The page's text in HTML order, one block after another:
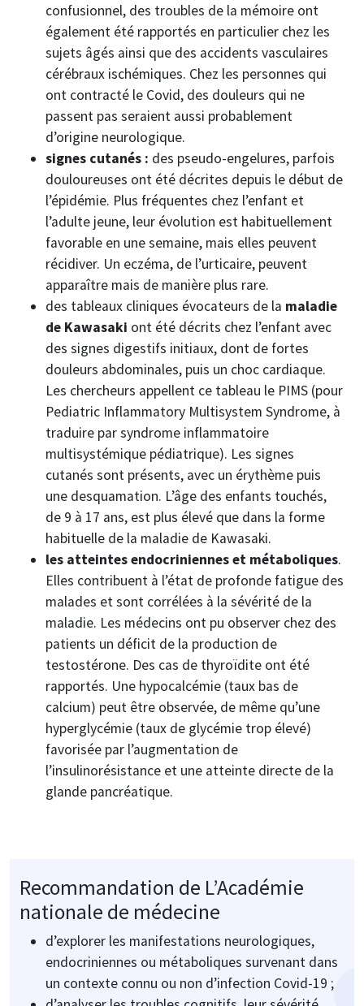
confusionnel, des troubles de la mémoire ont
également été rapportés en particulier chez les
sujets âgés ainsi que des accidents vasculaires
cérébraux ischémiques. Chez les personnes qui
ont contracté le Covid, des douleurs qui ne
passent pas seraient aussi probablement
d’origine neurologique.
signes cutanés : des pseudo-engelures, parfois
douloureuses ont été décrites depuis le début de
l’épidémie. Plus fréquentes chez l’enfant et
l’adulte jeune, leur évolution est habituellement
favorable en une semaine, mais elles peuvent
récidiver. Un eczéma, de l’urticaire, peuvent
apparaître mais de manière plus rare.
des tableaux cliniques évocateurs de la maladie
de Kawasaki ont été décrits chez l’enfant avec
des signes digestifs initiaux, dont de fortes
douleurs abdominales, puis un choc cardiaque.
Les chercheurs appellent ce tableau le PIMS (pour
Pediatric Inflammatory Multisystem Syndrome, à
traduire par syndrome inflammatoire
multisystémique pédiatrique). Les signes
cutanés sont présents, avec un érythème puis
une desquamation. L’âge des enfants touchés,
de 9 à 17 ans, est plus élevé que dans la forme
habituelle de la maladie de Kawasaki.
les atteintes endocriniennes et métaboliques.
Elles contribuent à l’état de profonde fatigue des
malades et sont corrélées à la sévérité de la
maladie. Les médecins ont pu observer chez des
patients un déficit de la production de
testostérone. Des cas de thyroïdite ont été
rapportés. Une hypocalcémie (taux bas de
calcium) peut être observée, de même qu’une
hyperglycémie (taux de glycémie trop élevé)
favorisée par l’augmentation de
l’insulinorésistance et une atteinte directe de la
glande pancréatique.
Recommandation de L’Académie
nationale de médecine
d’explorer les manifestations neurologiques,
endocriniennes ou métaboliques survenant dans
un contexte connu ou non d’infection Covid-19 ;